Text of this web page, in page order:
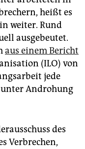
heißt es
weiter. Rund
ausgebeutet.
aus einem Bericht
(ILO) von
jede
unter Androhung
des
Verbrechen,